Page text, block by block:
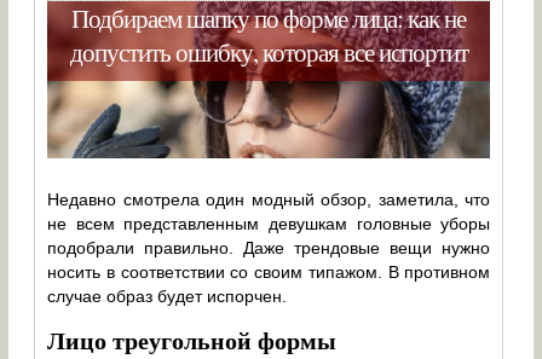
Подбираем шапку по форме лица: как не
допустить ошибку, которая все испортит
Недавно смотрела один модный обзор, заметила, что
не всем представленным девушкам головные уборы
подобрали правильно. Даже трендовые вещи нужно
носить в соответствии со своим типажом. В противном
случае образ будет испорчен.
Лицо треугольной формы